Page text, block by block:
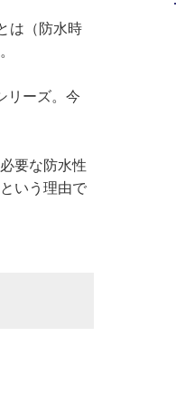
は（防水時
リーズ。今
要な防水性
いう理由で